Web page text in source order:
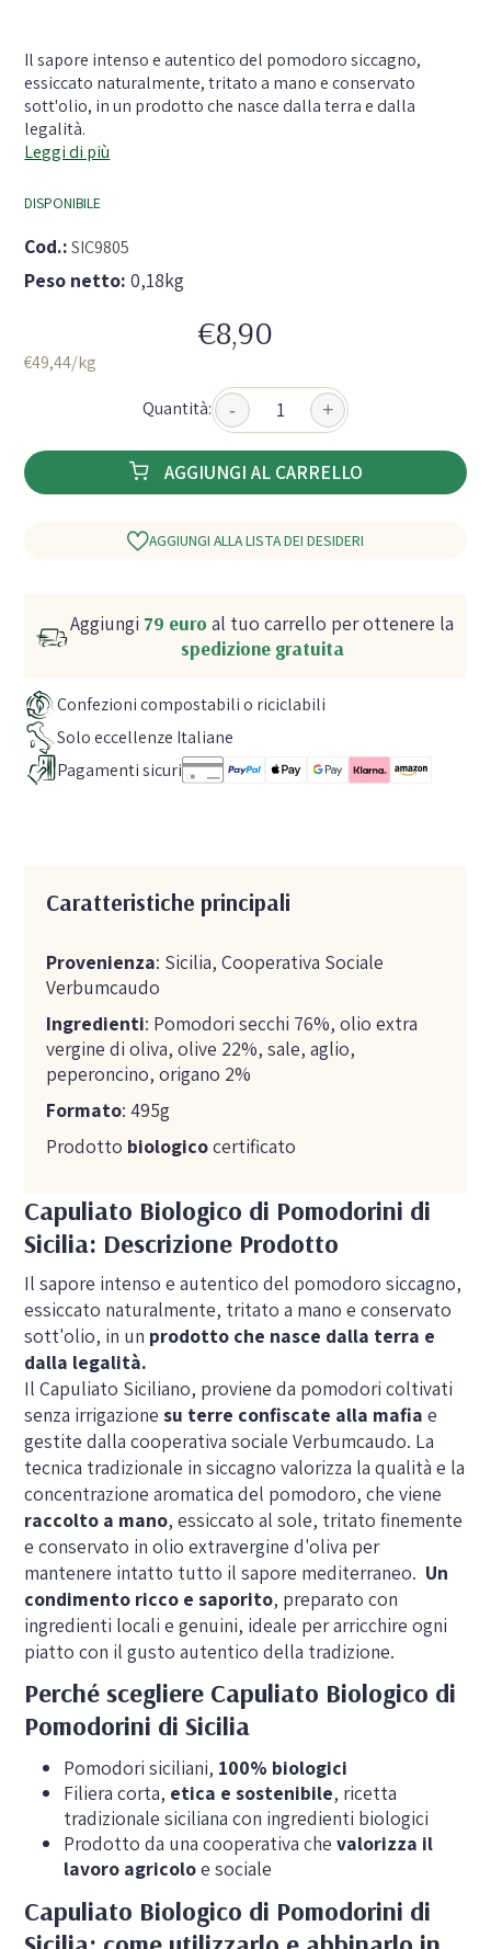
-
Il sapore intenso e autentico del pomodoro siccagno,
essiccato naturalmente, tritato a mano e conservato
sott'olio, in un prodotto che nasce dalla terra e dalla
legalità.
Leggi di più
DISPONIBILE
Cod.: SIC9805
Peso netto: 0,18kg
€8,90
€49,44/kg
Quantità:
- +
AGGIUNGI AL CARRELLO
AGGIUNGI ALLA LISTA DEI DESIDERI
Aggiungi 79 euro al tuo carrello per ottenere la
spedizione gratuita
Confezioni compostabili o riciclabili
Solo eccellenze Italiane
Pagamenti sicuri
Capuliato Biologico di Pomodorini di
Sicilia: Descrizione Prodotto
Il sapore intenso e autentico del pomodoro siccagno,
essiccato naturalmente, tritato a mano e conservato
sott'olio, in un prodotto che nasce dalla terra e
dalla legalità.
Il Capuliato Siciliano, proviene da pomodori coltivati
senza irrigazionesu terre confiscate alla mafia e
gestite dalla cooperativa sociale Verbumcaudo. La
tecnica tradizionale in siccagno valorizza la qualità e la
concentrazione aromatica del pomodoro, che viene
raccolto a mano, essiccato al sole, tritato finemente
e conservato in olio extravergine d'oliva per
mantenere intatto tutto il sapore mediterraneo. Un
condimento ricco e saporito, preparato con
ingredienti locali e genuini, ideale per arricchire ogni
piatto con il gusto autentico della tradizione.
Perché scegliere Capuliato Biologico di
Pomodorini di Sicilia
Pomodori siciliani, 100% biologici
Filiera corta, etica e sostenibile, ricetta
tradizionale siciliana con ingredienti biologici
Prodotto da una cooperativa chevalorizza il
lavoro agricoloe sociale
Capuliato Biologico di Pomodorini di
Caratteristiche principali
Provenienza: Sicilia, Cooperativa Sociale
Verbumcaudo
Ingredienti: Pomodori secchi 76%, olio extra
vergine di oliva, olive 22%, sale, aglio,
peperoncino, origano 2%
Formato: 495g
Prodotto biologicocertificato